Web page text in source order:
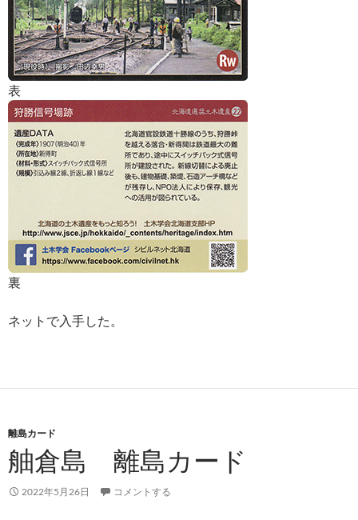
表
裏
ネットで入手した。
離島カード
舳倉島 離島カード
2022年5月26日 コメントする